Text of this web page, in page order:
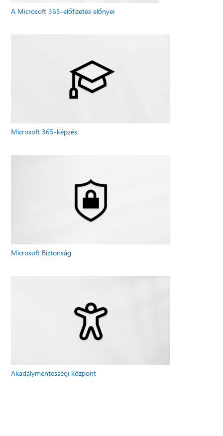
A Microsoft 365-előfizetés előnyei
Microsoft 365-képzés
Microsoft Biztonság
Akadálymentességi központ